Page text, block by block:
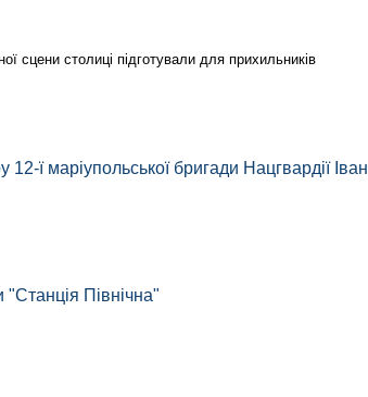
сцени столиці підготували для прихильників
ї маріупольської бригади Нацгвардії Іван
"Станція Північна"